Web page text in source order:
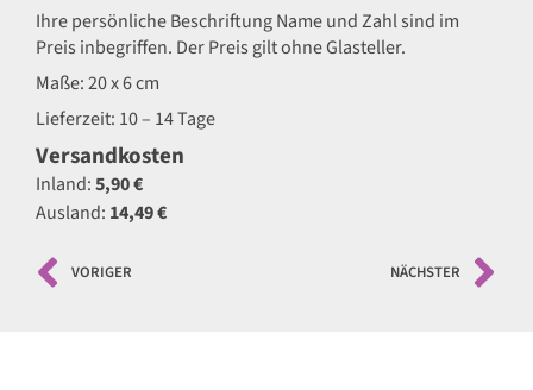
Ihre persönliche Beschriftung Name und Zahl sind im
Preis inbegriffen. Der Preis gilt ohne Glasteller.
Maße: 20 x 6 cm
Lieferzeit: 10 – 14 Tage
Versandkosten
Inland:5,90 €
Ausland: 14,49 €
VORIGER NÄCHSTER